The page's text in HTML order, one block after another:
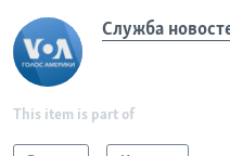
Служба
This item is part of